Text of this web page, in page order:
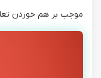
موجب بر هم خوردن